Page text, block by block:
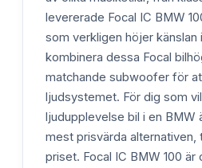
levererade Focal IC BMW
som verkligen höjer känslan
kombinera dessa Focal
matchande subwoofer för
ljudsystemet. För dig som
ljudupplevelse bil i en BMW
mest prisvärda alternativen,
priset. Focal IC BMW 100